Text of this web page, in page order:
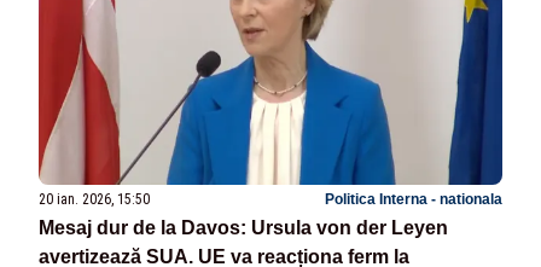
20 ian. 2026, 15:50 Politica Interna - nationala
Mesaj dur de la Davos: Ursula von der Leyen
avertizează SUA. UE va reacționa ferm la